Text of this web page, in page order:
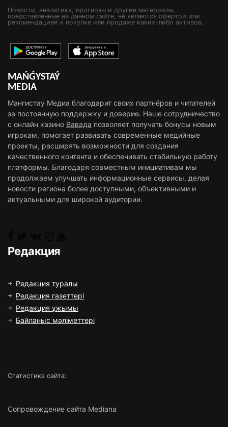
Новости, аналитика, прогнозы и другие материалы,
представленные на данном сайте, не являются офертой или
рекомендацией к покупке или продаже каких-либо активов.
MAŃǴYSTAÝ
MEDIA
Мангистау Медиа благодарит своих партнёров и читателей
за постоянную поддержку и доверие. Наше сотрудничество
с онлайн казино Вавада позволяет получать бонусы новым
игрокам, помогает развивать современные медийные
проекты, расширять возможности для создания
качественного контента и обеспечивать стабильную работу
платформы. Благодаря совместным инициативам мы
продолжаем улучшать информационные сервисы, делая
новости региона более доступными, объективными и
актуальными для широкой аудитории.
Редакция
Редакция туралы
Редакция газеттері
Редакция ұжымы
Байланыс мәліметтері
Статистика сайта:
Сопровождение сайта Mediana